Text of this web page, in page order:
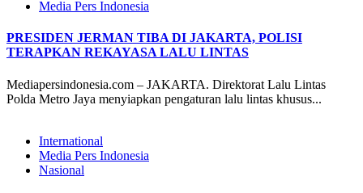
Media Pers Indonesia
PRESIDEN JERMAN TIBA DI JAKARTA, POLISI
TERAPKAN REKAYASA LALU LINTAS
Mediapersindonesia.com – JAKARTA. Direktorat Lalu Lintas
Polda Metro Jaya menyiapkan pengaturan lalu lintas khusus...
International
Media Pers Indonesia
Nasional